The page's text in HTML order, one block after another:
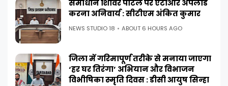
समाधान शिविर पोर्टल पर एटीआर अपलोड
करना अनिवार्य : सीटीएम अंकित कुमार
NEWS STUDIO 18 ABOUT 6 HOURS AGO
जिला में गरिमापूर्ण तरीके से मनाया जाएगा
‘हर घर तिरंगा’ अभियान और विभाजन
विभीषिका स्मृति दिवस : डीसी आयुष सिन्हा